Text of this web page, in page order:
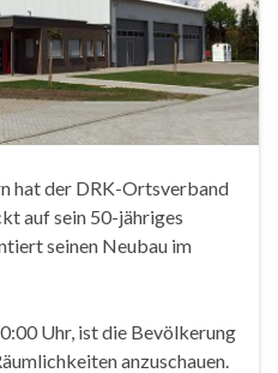
hat der DRK-Ortsverband
auf sein 50-jähriges
seinen Neubau im
Uhr, ist die Bevölkerung
anzuschauen.